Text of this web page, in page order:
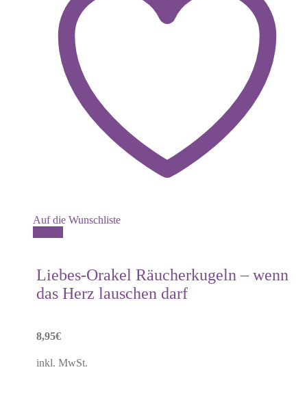
Auf die Wunschliste
Liebes-Orakel Räucherkugeln – wenn
das Herz lauschen darf
8,95€
inkl. MwSt.